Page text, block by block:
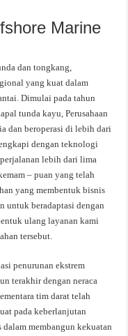
Marine
dan tongkang,
yang kuat dalam
Dimulai pada tahun
tunda kayu, Perusahaan
dan beroperasi di lebih dari
dengan teknologi
lebih dari lima
– puan yang telah
yang membentuk bisnis
untuk beradaptasi dengan
ulang layanan kami
tersebut.
penurunan ekstrem
terakhir dengan neraca
tim darat telah
pada keberlanjutan
membangun kekuatan